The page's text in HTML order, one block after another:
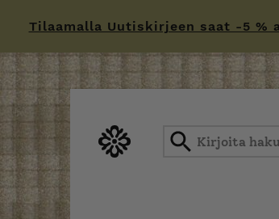
Tilaamalla Uutiskirjeen saat -5
to